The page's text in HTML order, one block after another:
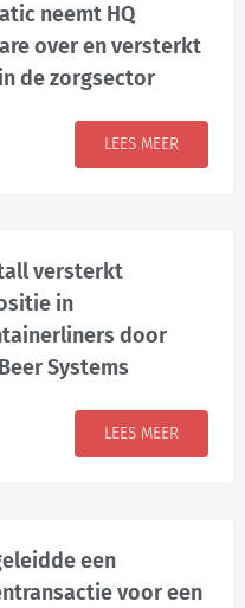
neemt HQ
over en versterkt
de zorgsector
LEES MEER
versterkt
in
door
Systems
LEES MEER
een
voor een